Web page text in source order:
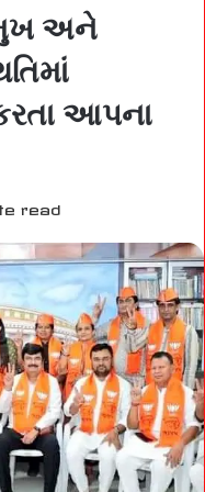
અને
આપના
read